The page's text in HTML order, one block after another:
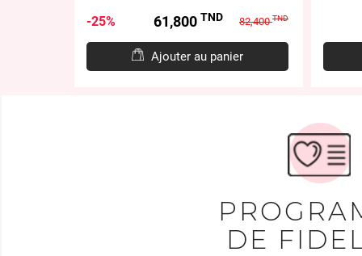
25% Prix61,800 TNDPrix
base
82,400TND
Ajouter au panier
DE